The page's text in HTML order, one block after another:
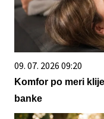
09. 07. 2026 09:20
Komfor po meri
banke